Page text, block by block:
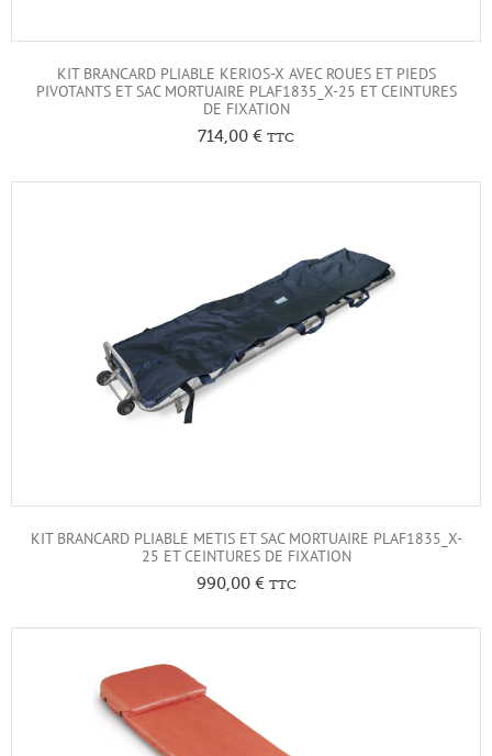
KIT BRANCARD PLIABLE KERIOS-X AVEC ROUES ET PIEDS
PIVOTANTS ET SAC MORTUAIRE PLAF1835_X-25 ET CEINTURES
DE FIXATION
714,00 € TTC
KIT BRANCARD PLIABLE METIS ET SAC MORTUAIRE PLAF1835_X-
25 ET CEINTURES DE FIXATION
990,00 € TTC